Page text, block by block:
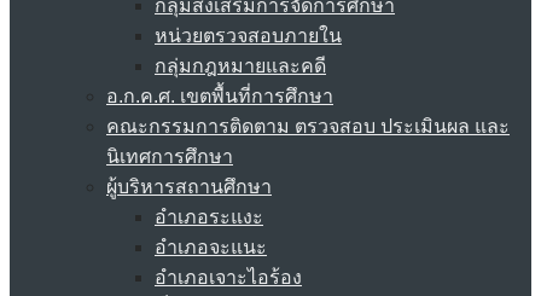
กลุ่มส่งเสริมการจัดการศึกษา
หน่วยตรวจสอบภายใน
กลุ่มกฎหมายและคดี
อ.ก.ค.ศ. เขตพื้นที่การศึกษา
คณะกรรมการติดตาม ตรวจสอบ ประเมินผล และ
นิเทศการศึกษา
ผู้บริหารสถานศึกษา
อำเภอระแงะ
อำเภอจะแนะ
อำเภอเจาะไอร้อง